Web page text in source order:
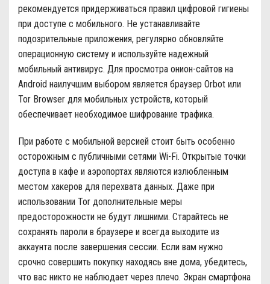
рекомендуется придерживаться правил цифровой гигиены
при доступе с мобильного. Не устанавливайте
подозрительные приложения, регулярно обновляйте
операционную систему и используйте надежный
мобильный антивирус. Для просмотра онион-сайтов на
Android наилучшим выбором является браузер Orbot или
Tor Browser для мобильных устройств, который
обеспечивает необходимое шифрование трафика.
При работе с мобильной версией стоит быть особенно
осторожным с публичными сетями Wi-Fi. Открытые точки
доступа в кафе и аэропортах являются излюбленным
местом хакеров для перехвата данных. Даже при
использовании Tor дополнительные меры
предосторожности не будут лишними. Старайтесь не
сохранять пароли в браузере и всегда выходите из
аккаунта после завершения сессии. Если вам нужно
срочно совершить покупку находясь вне дома, убедитесь,
что вас никто не наблюдает через плечо. Экран смартфона